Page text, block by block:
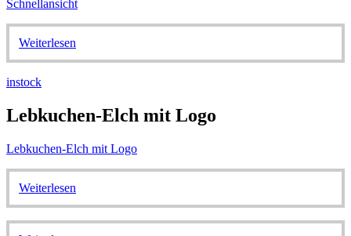
Schnellansicht
Weiterlesen
instock
Lebkuchen-Elch mit Logo
Lebkuchen-Elch mit Logo
Weiterlesen